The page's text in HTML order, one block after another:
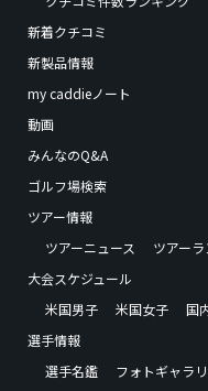
新着クチコミ
新製品情報
my caddieノート
動画
みんなのQ&A
ゴルフ場検索
ツアー情報
ツアーニュース
ツアー
大会スケジュール
米国男子
米国女子 国
選手情報
選手名鑑
フォトギャラ